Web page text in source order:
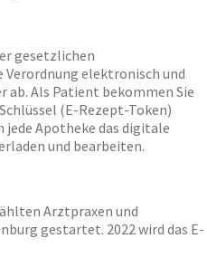
gesetzlichen
elektronisch und
ab. Als Patient bekommen Sie
(E-Rezept-Token)
jede Apotheke das digitale
und bearbeiten.
Arztpraxen und
gestartet. 2022 wird das E-